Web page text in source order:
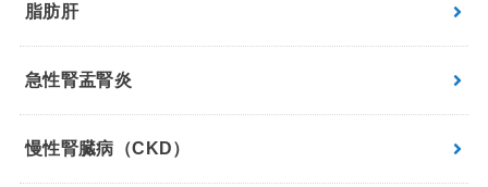
脂肪肝
急性腎盂腎炎
慢性腎臓病（CKD）